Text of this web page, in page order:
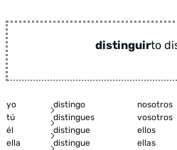
distinguirto
yo distingo nosotros
tú
distingues vosotros
él
distingue ellos
ella
distingue ellas